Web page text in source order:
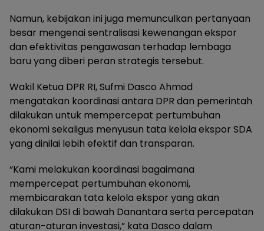
Namun, kebijakan ini juga memunculkan pertanyaan
besar mengenai sentralisasi kewenangan ekspor
dan efektivitas pengawasan terhadap lembaga
baru yang diberi peran strategis tersebut.
Wakil Ketua DPR RI, Sufmi Dasco Ahmad
mengatakan koordinasi antara DPR dan pemerintah
dilakukan untuk mempercepat pertumbuhan
ekonomi sekaligus menyusun tata kelola ekspor SDA
yang dinilai lebih efektif dan transparan.
“Kami melakukan koordinasi bagaimana
mempercepat pertumbuhan ekonomi,
membicarakan tata kelola ekspor yang akan
dilakukan DSI di bawah Danantara serta percepatan
aturan-aturan investasi,” kata Dasco dalam